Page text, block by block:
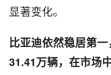
显著变化。
比亚迪依然稳居第
31.41万辆，在市场